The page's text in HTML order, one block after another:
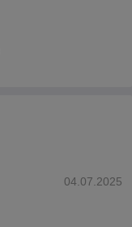
04.07.2025